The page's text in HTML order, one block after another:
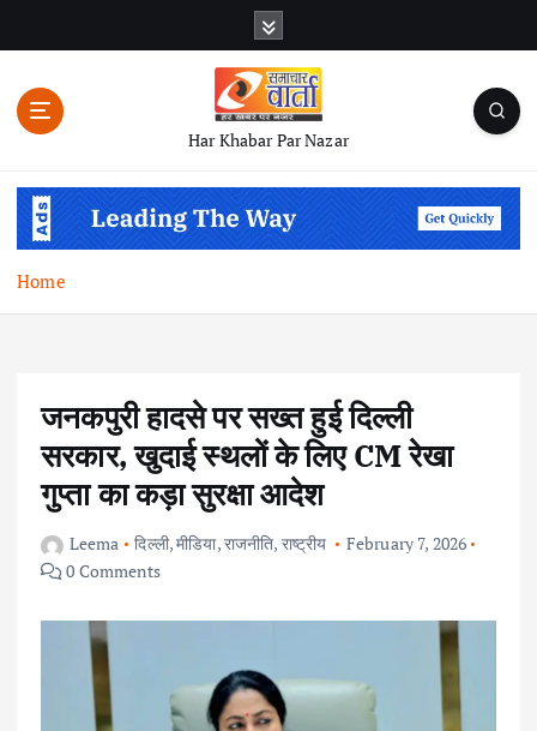
n
Har Khabar Par Nazar
Home
जनकपुरी हादसे पर सख्त हुई दिल्ली
सरकार, खुदाई स्थलों के लिए CM रेखा
गुप्ता का कड़ा सुरक्षा आदेश
Leema दिल्ली,मीडिया,राजनीति, राष्ट्रीय
February 7, 2026
0 Comments